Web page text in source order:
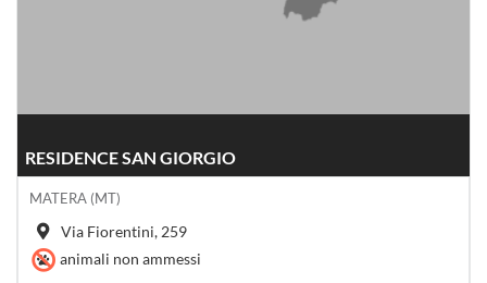
RESIDENCE SAN GIORGIO
MATERA (MT)
Via Fiorentini, 259
animali non ammessi